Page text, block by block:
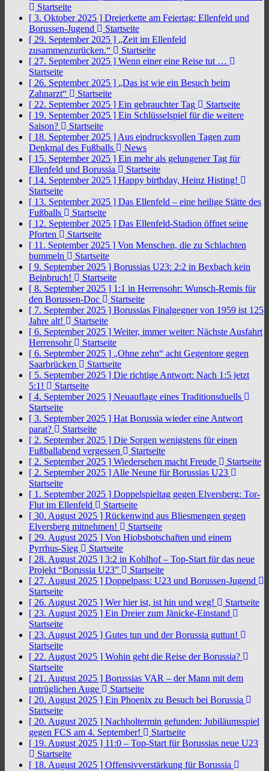
Startseite
[ 3. Oktober 2025 ] Dreierkette am Feiertag: Ellenfeld und
Borussen-Jugend
Startseite
[ 29. September 2025 ] „Zeit im Ellenfeld
zusammenzurücken.“
Startseite
[ 27. September 2025 ] Wenn einer eine Reise tut …
Startseite
[ 26. September 2025 ] „Das ist wie ein Besuch beim
Zahnarzt“
Startseite
[ 22. September 2025 ] Ein gebrauchter Tag
Startseite
[ 19. September 2025 ] Ein Schlüsselspiel für die weitere
Saison?
Startseite
[ 18. September 2025 ] Aus eindrucksvollen Tagen zum
Denkmal des Fußballs
News
[ 15. September 2025 ] Ein mehr als gelungener Tag für
Ellenfeld und Borussia
Startseite
[ 14. September 2025 ] Happy birthday, Heinz Histing!
Startseite
[ 13. September 2025 ] Das Ellenfeld – eine heilige Stätte des
Fußballs
Startseite
[ 12. September 2025 ] Das Ellenfeld-Stadion öffnet seine
Pforten
Startseite
[ 11. September 2025 ] Von Menschen, die zu Schlachten
bummeln
Startseite
[ 9. September 2025 ] Borussias U23: 2:2 in Bexbach kein
Beinbruch!
Startseite
[ 8. September 2025 ] 1:1 in Herrensohr: Wunsch-Remis für
den Borussen-Doc
Startseite
[ 7. September 2025 ] Borussias Finalgegner von 1959 ist 125
Jahre alt!
Startseite
[ 6. September 2025 ] Weiter, immer weiter: Nächste Ausfahrt
Herrensohr
Startseite
[ 6. September 2025 ] „Ohne zehn“ acht Gegentore gegen
Saarbrücken
Startseite
[ 5. September 2025 ] Die richtige Antwort: Nach 1:5 jetzt
5:1!
Startseite
[ 4. September 2025 ] Neuauflage eines Traditionsduells
Startseite
[ 3. September 2025 ] Hat Borussia wieder eine Antwort
parat?
Startseite
[ 2. September 2025 ] Die Sorgen wenigstens für einen
Fußballabend vergessen
Startseite
[ 2. September 2025 ] Wiedersehen macht Freude
Startseite
[ 2. September 2025 ] Alle Neune für Borussias U23
Startseite
[ 1. September 2025 ] Doppelspieltag gegen Elversberg: Tor-
Flut im Ellenfeld
Startseite
[ 30. August 2025 ] Rückenwind aus Bliesmengen gegen
Elversberg mitnehmen!
Startseite
[ 29. August 2025 ] Von Hiobsbotschaften und einem
Pyrrhus-Sieg
Startseite
[ 28. August 2025 ] 3:2 in Kohlhof – Top-Start für das neue
Projekt “Borussia U23”
Startseite
[ 27. August 2025 ] Doppelpass: U23 und Borussen-Jugend
Startseite
[ 26. August 2025 ] Wer hier ist, ist hin und weg!
Startseite
[ 23. August 2025 ] Ein Dreier zum Jänicke-Einstand
Startseite
[ 23. August 2025 ] Gutes tun und der Borussia guttun!
Startseite
[ 22. August 2025 ] Wohin geht die Reise der Borussia?
Startseite
[ 21. August 2025 ] Borussias VAR – der Mann mit dem
untrüglichen Auge
Startseite
[ 20. August 2025 ] Ein Phoenix zu Besuch bei Borussia
Startseite
[ 20. August 2025 ] Nachholtermin gefunden: Jubiläumsspiel
gegen FCS am 4. September!
Startseite
[ 19. August 2025 ] 11:0 – Top-Start für Borussias neue U23
Startseite
[ 18. August 2025 ] Offensivverstärkung für Borussia